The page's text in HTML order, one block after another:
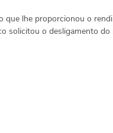
lhe proporcionou o
solicitou o desligamento do